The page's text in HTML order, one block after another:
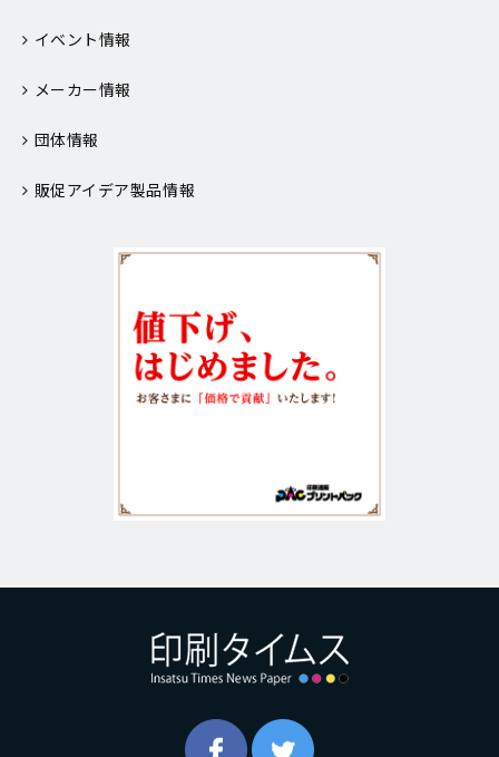
イベント情報
メーカー情報
団体情報
販促アイデア製品情報